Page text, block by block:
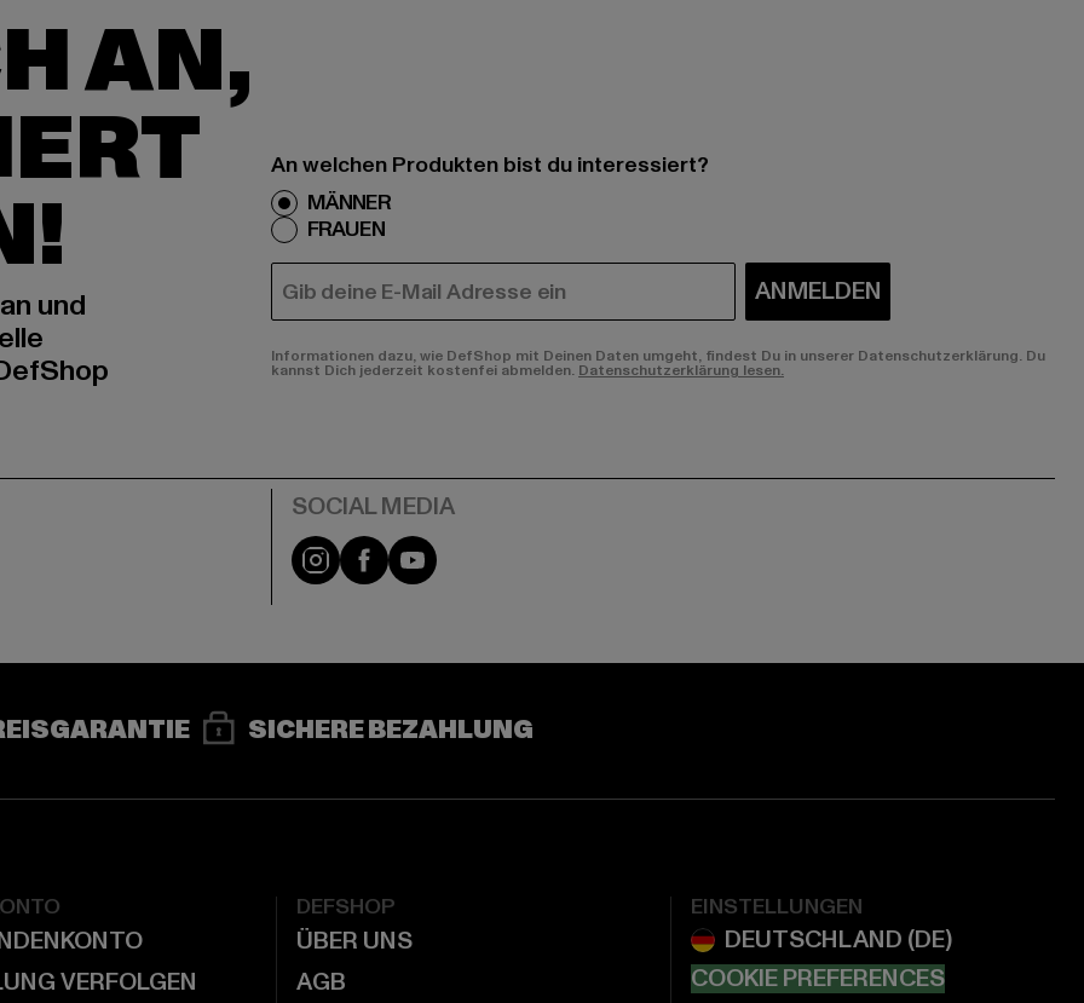
AN,
und
An welchen Produkten bist du interessiert?
MÄNNER
FRAUEN
E-MAIL ANMELDEN
Informationen dazu, wie DefShop mit Deinen Daten umgeht, findest Du in unserer Datenschutzerklärung. Du
kannst Dich jederzeit kostenfei abmelden. Datenschutzerklärung lesen.
Instagram
FacebookYouTube
SICHERE BEZAHLUNG
VERFOLGEN
DEFSHOP
ÜBER UNS
AGB
EINSTELLUNGEN
COOKIE PREFERENCES